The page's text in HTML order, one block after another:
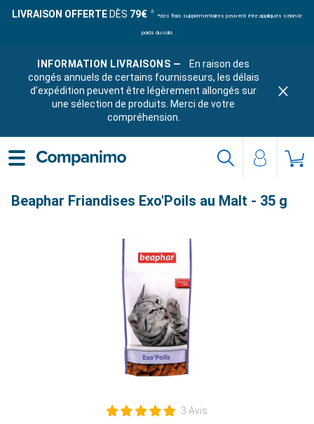
LIVRAISON OFFERTE DÈS 79€ *des frais supplémentaires peuvent être appliqués selon le
poids du colis
INFORMATION LIVRAISONS —
En raison des
congés annuels de certains fournisseurs, les délais
d'expédition peuvent être légèrement allongés sur
une sélection de produits. Merci de votre
compréhension.
Beaphar Friandises Exo'Poils au Malt - 35 g
3 Avis